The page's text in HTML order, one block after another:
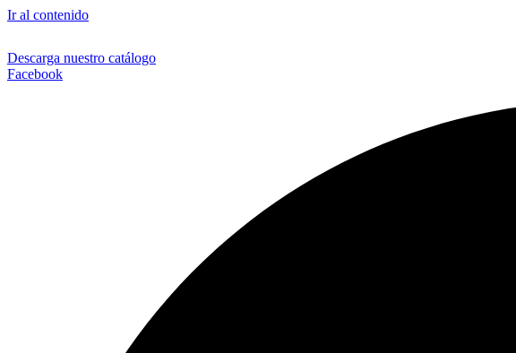
Ir al contenido
Descarga nuestro catálogo
Facebook